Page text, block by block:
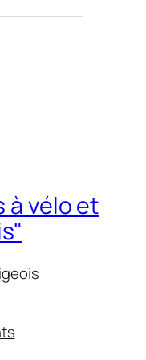
à vélo et